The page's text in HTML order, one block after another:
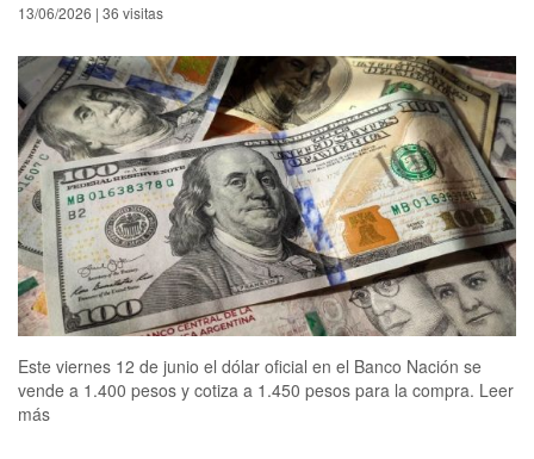
13/06/2026 | 36 visitas
Este viernes 12 de junio el dólar oficial en el Banco Nación se
vende a 1.400 pesos y cotiza a 1.450 pesos para la compra. Leer
más